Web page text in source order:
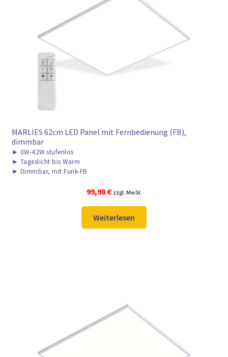
MARLIES 62cm LED Panel mit Fernbedienung (FB),
dimmbar
► 0W-42W stufenlos
► Tageslicht bis Warm
► Dimmbar, mit Funk-FB
99,98 € zzgl. MwSt.
Weiterlesen